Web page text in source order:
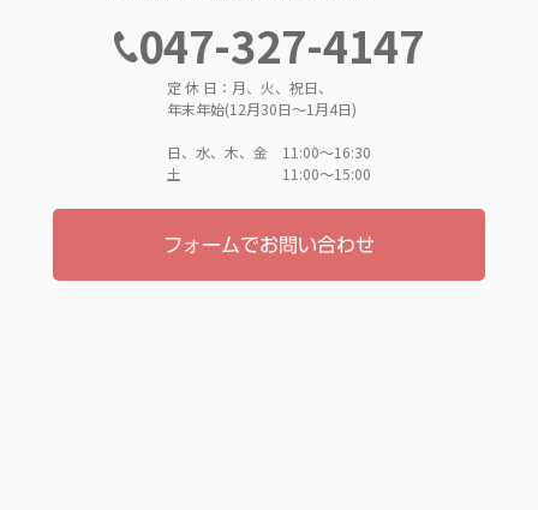
047-327-4147
定 休 日：月、火、祝日、
年末年始(12月30日～1月4日)
日、水、木、金 11:00〜16:30
土 11:00〜15:00
フォームでお問い合わせ